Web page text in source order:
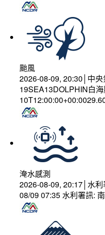
颱風
2026-08-09, 20:30│中
19SEA13DOLPHIN白
淹水感測
2026-08-09, 20:17│水利
08/09 07:35 水利署訊: